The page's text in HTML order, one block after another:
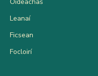
Leanaí
Ficsean
Focloirí